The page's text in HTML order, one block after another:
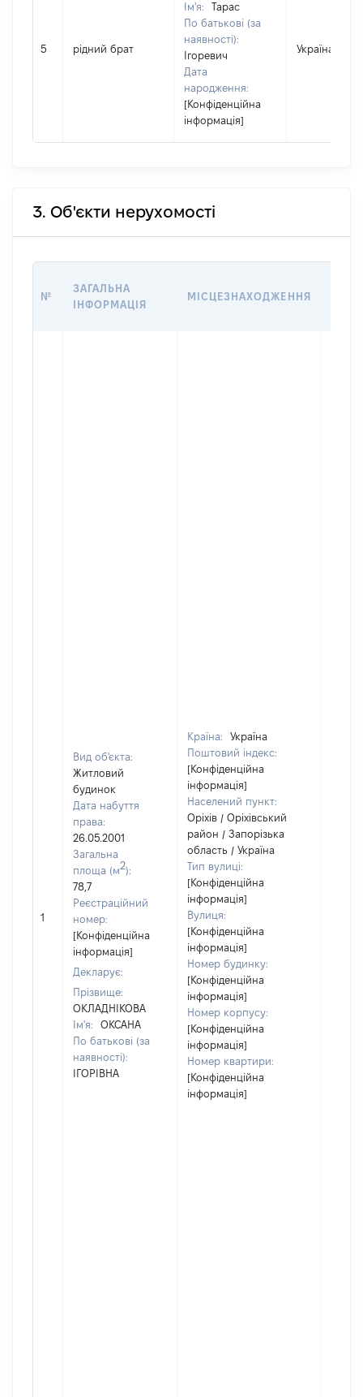
5 рідний брат
Ім'я:
Тарас
По батькові (за
наявності):
Ігоревич
Дата
народження:
[Конфіденційна
інформація]
Україна
3. Об'єкти нерухомості
№
ЗАГАЛЬНА
ІНФОРМАЦІЯ
МІСЦЕЗНАХОДЖЕННЯ
1
Вид об'єкта:
Житловий
будинок
Дата набуття
права:
26.05.2001
Загальна
площа (м2):
78,7
Реєстраційний
номер:
[Конфіденційна
інформація]
Декларує:
Прізвище:
ОКЛАДНІКОВА
Ім'я:
ОКСАНА
По батькові (за
наявності):
ІГОРІВНА
Країна:
Україна
Поштовий індекс:
[Конфіденційна
інформація]
Населений пункт:
Оріхів / Оріхівський
район / Запорізька
область / Україна
Тип вулиці:
[Конфіденційна
інформація]
Вулиця:
[Конфіденційна
інформація]
Номер будинку:
[Конфіденційна
інформація]
Номер корпусу:
[Конфіденційна
інформація]
Номер квартири:
[Конфіденційна
інформація]